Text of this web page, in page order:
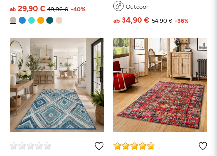
49,90 €
ab 29,90 € -40% Outdoor
54,90 €
ab 34,90 € -36%